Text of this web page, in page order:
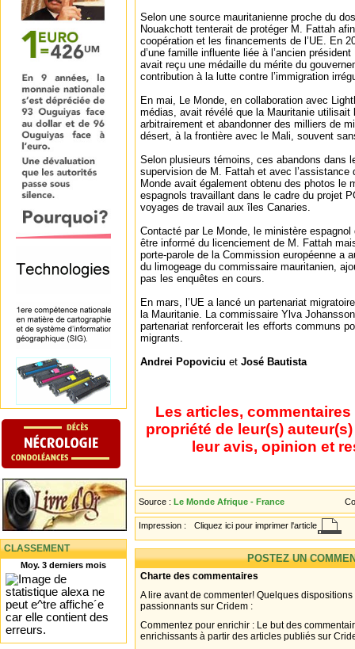
CLASSEMENT
Moy. 3 derniers mois
Selon une source mauritanienne proche du
Nouakchott tenterait de protéger M. Fattah
coopération et les financements de l’UE. En
d’une famille influente liée à l’ancien
avait reçu une médaille du mérite du
contribution à la lutte contre l’immigration
En mai, Le Monde, en collaboration avec
médias, avait révélé que la Mauritanie utilisait
arbitrairement et abandonner des milliers de
désert, à la frontière avec le Mali, souvent
Selon plusieurs témoins, ces abandons dans
supervision de M. Fattah et avec l’assistance
Monde avait également obtenu des photos le
espagnols travaillant dans le cadre du projet
voyages de travail aux îles Canaries.
Contacté par Le Monde, le ministère
être informé du licenciement de M. Fattah
porte-parole de la Commission européenne a
du limogeage du commissaire mauritanien,
pas les enquêtes en cours.
En mars, l’UE a lancé un partenariat
la Mauritanie. La commissaire Ylva
partenariat renforcerait les efforts communs
migrants.
Andrei Popoviciu et José Bautista
Les articles,
propriété de leur(s)
leur avis, opinion et
Source : Le Monde Afrique - France
Impression : Cliquez ici pour imprimer l'article
POSTEZ UN
Charte des commentaires
A lire avant de commenter! Quelques
passionnants sur Cridem :
Commentez pour enrichir : Le but des
enrichissants à partir des articles publiés sur